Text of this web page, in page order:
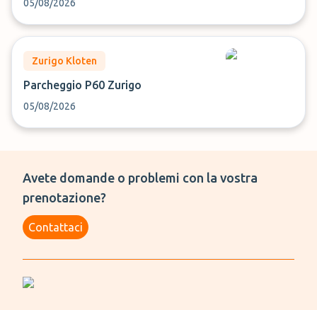
05/08/2026
Zurigo Kloten
Parcheggio P60 Zurigo
05/08/2026
Avete domande o problemi con la vostra
prenotazione?
Contattaci